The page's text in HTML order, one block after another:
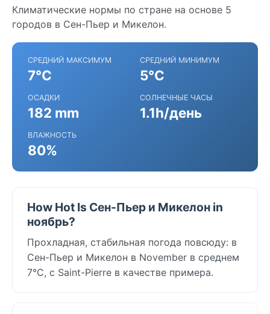
Климатические нормы по стране на основе 5
городов в Сен-Пьер и Микелон.
СРЕДНИЙ МАКСИМУМ
7°C
СРЕДНИЙ МИНИМУМ
5°C
ОСАДКИ
182 mm
СОЛНЕЧНЫЕ ЧАСЫ
1.1h/день
ВЛАЖНОСТЬ
80%
How Hot Is Сен-Пьер и Микелон in
ноябрь?
Прохладная, стабильная погода повсюду: в
Сен-Пьер и Микелон в November в среднем
7°C, с Saint-Pierre в качестве примера.